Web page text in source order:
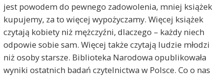
jest powodem do pewnego zadowolenia, mniej książek
kupujemy, za to więcej wypożyczamy. Więcej książek
czytają kobiety niż mężczyźni, dlaczego – każdy niech
odpowie sobie sam. Więcej także czytają ludzie młodzi
niż osoby starsze. Biblioteka Narodowa opublikowała
wyniki ostatnich badań czytelnictwa w Polsce. Co o nas